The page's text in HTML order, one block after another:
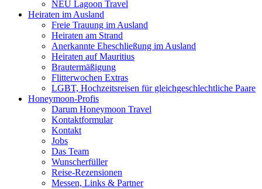
NEU Lagoon Travel
Heiraten im Ausland
Freie Trauung im Ausland
Heiraten am Strand
Anerkannte Eheschließung im Ausland
Heiraten auf Mauritius
Brautermäßigung
Flitterwochen Extras
LGBT, Hochzeitsreisen für gleichgeschlechtliche Paare
Honeymoon-Profis
Darum Honeymoon Travel
Kontaktformular
Kontakt
Jobs
Das Team
Wunscherfüller
Reise-Rezensionen
Messen, Links & Partner